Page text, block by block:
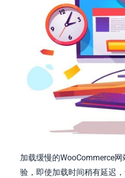
加载缓慢的WooCommerce
验，即使加载时间稍有延迟